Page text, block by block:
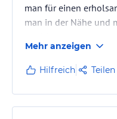
man für einen
man in der Nähe und
In der
ausreichend gute
wieder unvergessliche
Mehr anzeigen
Hilfreich Teilen